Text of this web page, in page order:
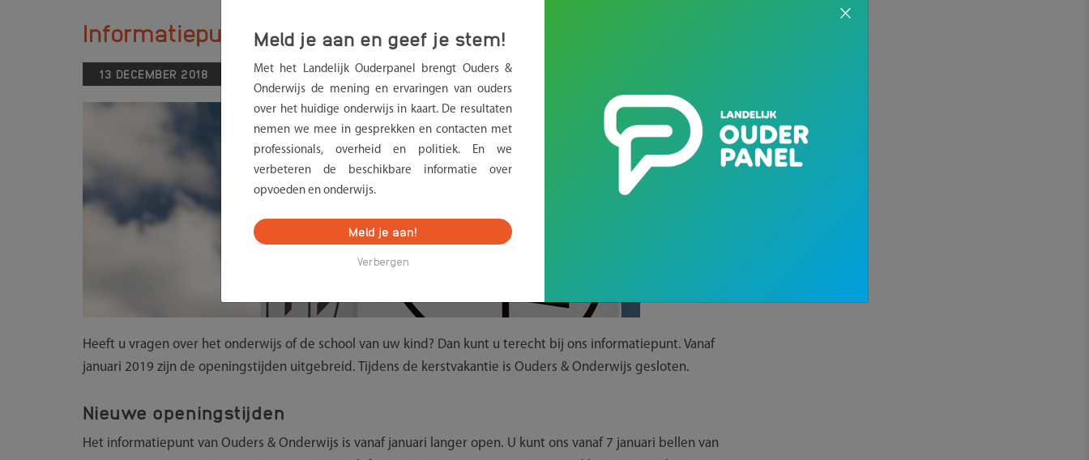
Informatiepunt vanaf januari langer open
13 DECEMBER 2018 NIEUWS INFORMATIEPUNT OUDERS
Heeft u vragen over het onderwijs of de school van uw kind? Dan kunt u terecht bij ons informatiepunt. Vanaf
januari 2019 zijn de openingstijden uitgebreid. Tijdens de kerstvakantie is Ouders & Onderwijs gesloten.
Nieuwe openingstijden
Het informatiepunt van Ouders & Onderwijs is vanaf januari langer open. U kunt ons vanaf 7 januari bellen van
Meld je aan en geef je stem!
Met het Landelijk Ouderpanel brengt Ouders &
Onderwijs de mening en ervaringen van ouders
over het huidige onderwijs in kaart. De resultaten
nemen we mee in gesprekken en contacten met
professionals, overheid en politiek. En we
verbeteren de beschikbare informatie over
opvoeden en onderwijs.
Meld je aan!
Verbergen